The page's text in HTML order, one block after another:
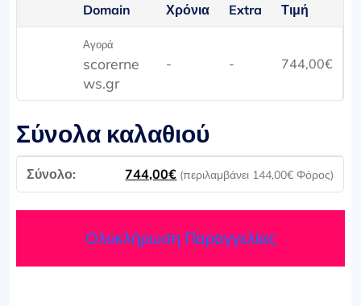
Domain Χρόνια Extra Τιμή
Αγορά
scorerne
ws.gr
- - 744,00€
Σύνολα καλαθιού
744,00€ (περιλαμβάνει 144,00€ Φόρος)
Ολοκλήρωση Παραγγελίας